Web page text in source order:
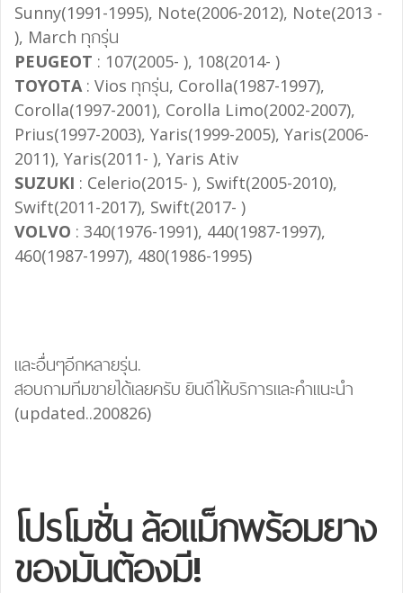
Sunny(1991-1995), Note(2006-2012), Note(2013 -
), March ทุกรุ่น
PEUGEOT : 107(2005- ), 108(2014- )
TOYOTA: Vios ทุกรุ่น, Corolla(1987-1997),
Corolla(1997-2001), Corolla Limo(2002-2007),
Prius(1997-2003), Yaris(1999-2005), Yaris(2006-
2011), Yaris(2011- ), Yaris Ativ
SUZUKI : Celerio(2015- ), Swift(2005-2010),
Swift(2011-2017), Swift(2017- )
VOLVO : 340(1976-1991), 440(1987-1997),
460(1987-1997), 480(1986-1995)
และอื่นๆอีกหลายรุ่น.
สอบถามทีมขายได้เลยครับ ยินดีให้บริการและคำแนะนำ
(updated..200826)
โปรโมชั่น ล้อแม็กพร้อมยาง
ของมันต้องมี!